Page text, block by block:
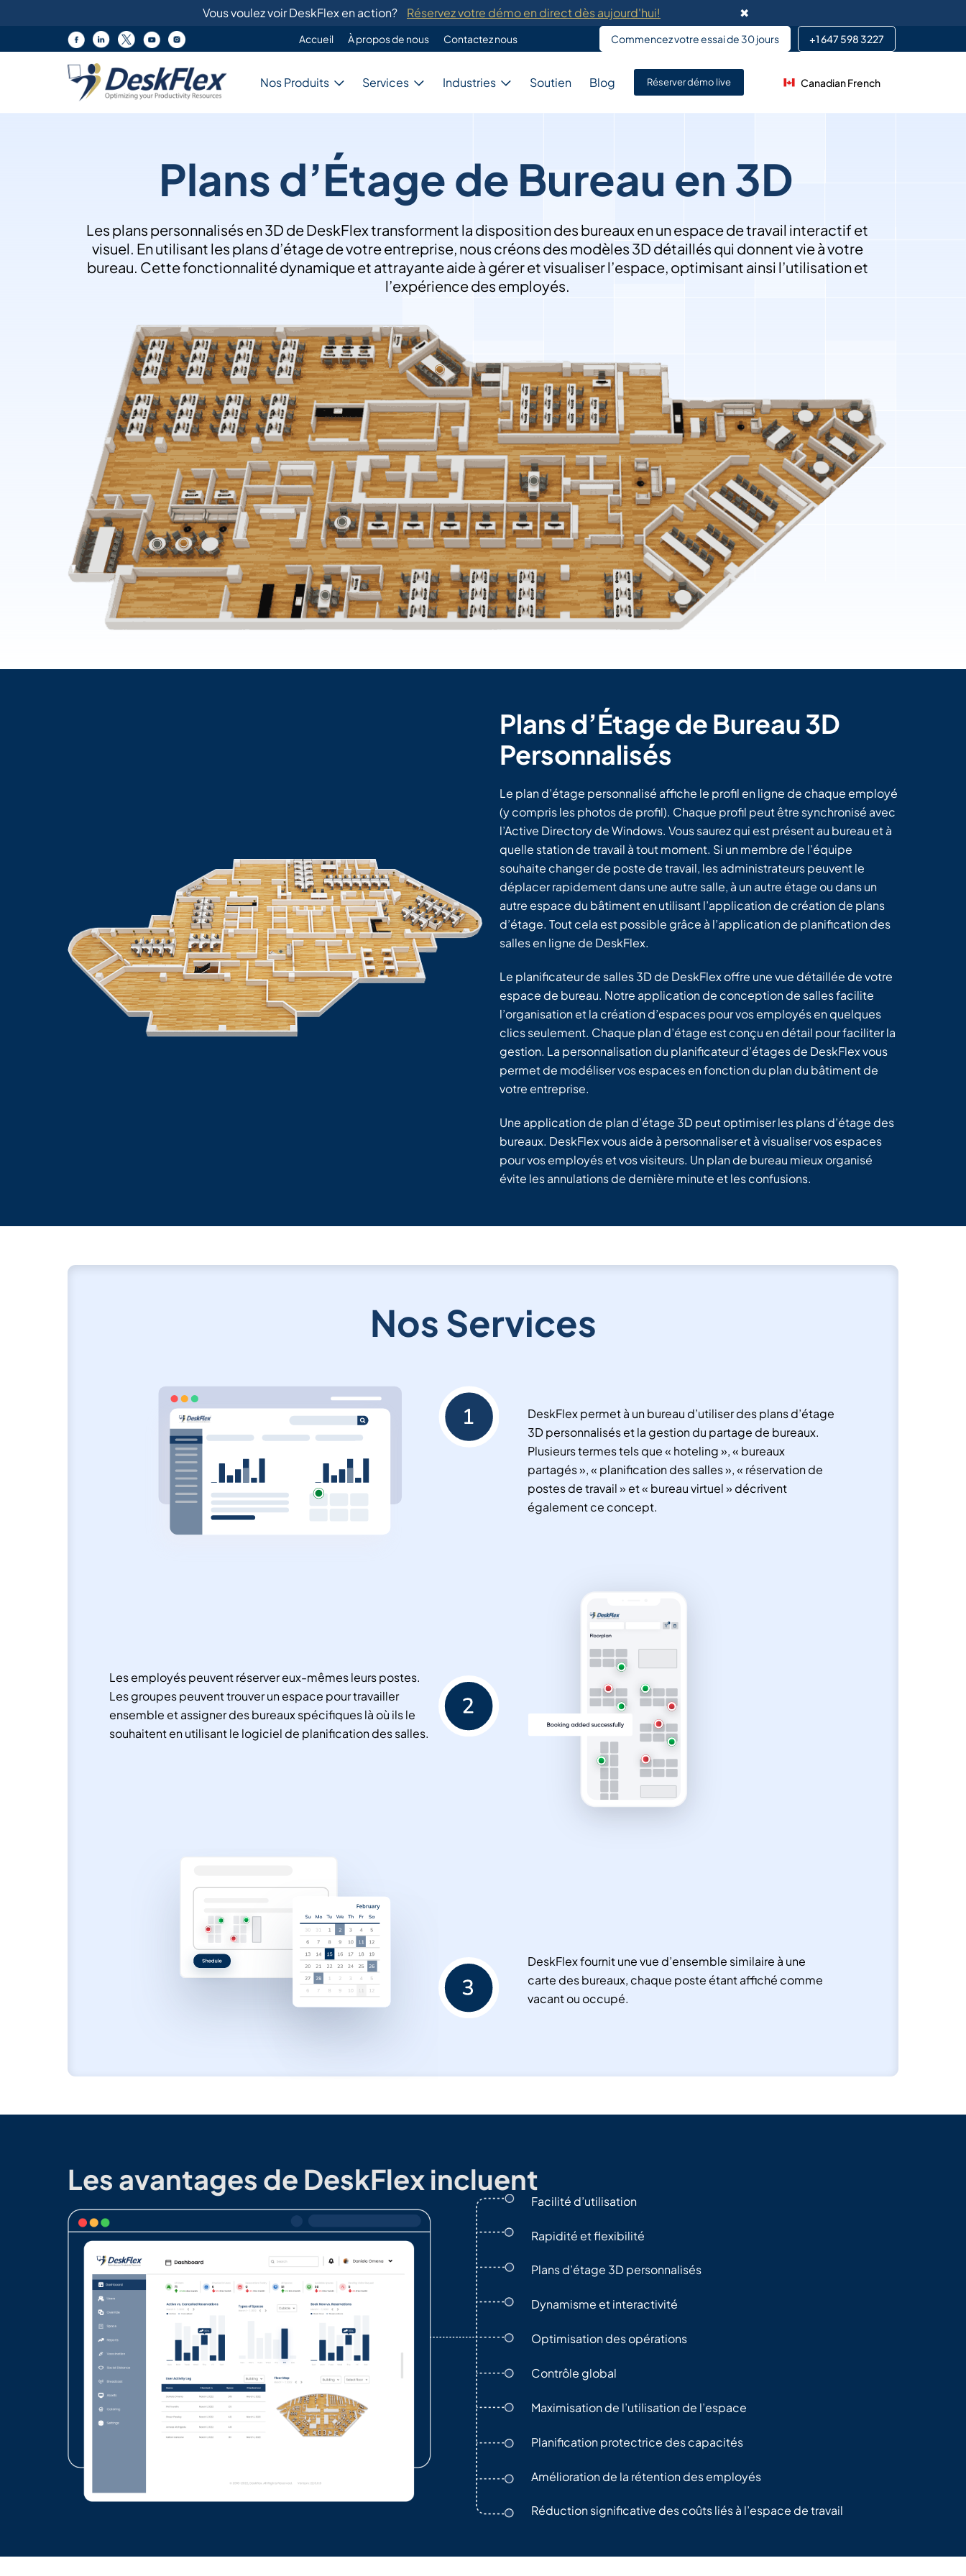
Vous voulez voir DeskFlex en action? Réservez votre démo en direct dès aujourd'hui! ✖
Accueil À propos de nous Contactez nous Commencez votre essai de 30 jours +1 647 598 3227
Nos Produits
Nos Produits
Explorez diverses solutions pour
l'espace de travail
Gérez les bureaux, les salles et les
Découvrez nos solutions de
travail de pointe.
Demander
maintenant
Services
Solutions Personnalisées
DeskFlex personnalise les solutions pour besoins
Programmation Personnalisée
Le service de programmation personnalisée de DeskFlex permet
la migration de données des systèmes existants.
téléphoniques.
Formation
Industries
Gouvernement
Éducation
Santé
Contacter les Ventes
Soutien Blog Réserver démo live Canadian French
Plans d’Étage de Bureau en 3D
Les plans personnalisés en 3D de DeskFlex transforment la disposition des bureaux en un espace de travail interactif et
visuel. En utilisant les plans d’étage de votre entreprise, nous créons des modèles 3D détaillés qui donnent vie à votre
bureau. Cette fonctionnalité dynamique et attrayante aide à gérer et visualiser l’espace, optimisant ainsi l’utilisation et
l’expérience des employés.
Plans d’Étage de Bureau 3D
Personnalisés
Le plan d’étage personnalisé affiche le profil en ligne de chaque employé
(y compris les photos de profil). Chaque profil peut être synchronisé avec
l’Active Directory de Windows. Vous saurez qui est présent au bureau et à
quelle station de travail à tout moment. Si un membre de l’équipe
souhaite changer de poste de travail, les administrateurs peuvent le
déplacer rapidement dans une autre salle, à un autre étage ou dans un
autre espace du bâtiment en utilisant l’application de création de plans
d’étage. Tout cela est possible grâce à l’application de planification des
salles en ligne de DeskFlex.
Le planificateur de salles 3D de DeskFlex offre une vue détaillée de votre
espace de bureau. Notre application de conception de salles facilite
l’organisation et la création d’espaces pour vos employés en quelques
clics seulement. Chaque plan d’étage est conçu en détail pour faciliter la
gestion. La personnalisation du planificateur d’étages de DeskFlex vous
permet de modéliser vos espaces en fonction du plan du bâtiment de
votre entreprise.
Une application de plan d’étage 3D peut optimiser les plans d’étage des
bureaux. DeskFlex vous aide à personnaliser et à visualiser vos espaces
pour vos employés et vos visiteurs. Un plan de bureau mieux organisé
évite les annulations de dernière minute et les confusions.
Nos Services
DeskFlex permet à un bureau d’utiliser des plans d’étage
3D personnalisés et la gestion du partage de bureaux.
Plusieurs termes tels que « hoteling », « bureaux
partagés », « planification des salles », « réservation de
postes de travail » et « bureau virtuel » décrivent
également ce concept.
Les employés peuvent réserver eux-mêmes leurs postes.
Les groupes peuvent trouver un espace pour travailler
ensemble et assigner des bureaux spécifiques là où ils le
souhaitent en utilisant le logiciel de planification des salles.
DeskFlex fournit une vue d’ensemble similaire à une
carte des bureaux, chaque poste étant affiché comme
vacant ou occupé.
Les avantages de DeskFlex incluent
Facilité d’utilisation
Rapidité et flexibilité
Plans d’étage 3D personnalisés
Dynamisme et interactivité
Optimisation des opérations
Contrôle global
Maximisation de l’utilisation de l’espace
Planification protectrice des capacités
Amélioration de la rétention des employés
Réduction significative des coûts liés à l’espace de travail